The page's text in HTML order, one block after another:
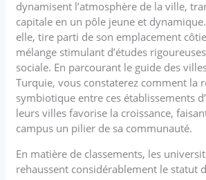
dynamisent l’atmosphère de la ville,
capitale en un pôle jeune et
elle, tire parti de son emplacement
mélange stimulant d’études
sociale. En parcourant le guide des
Turquie, vous constaterez comment la
symbiotique entre ces établissements
leurs villes favorise la croissance,
campus un pilier de sa communauté.
En matière de classements, les
rehaussent considérablement le statut